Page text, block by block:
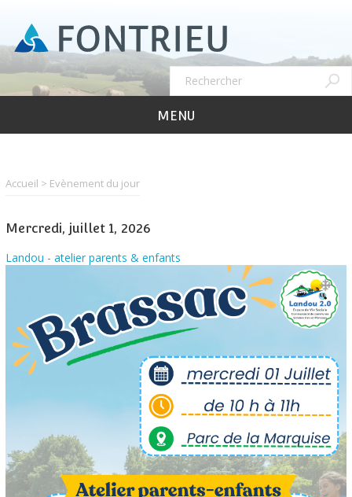
contenu
principal
Rechercher
MENU
Accueil Evènement du jour
Mercredi, juillet 1, 2026
Landou - atelier parents & enfants